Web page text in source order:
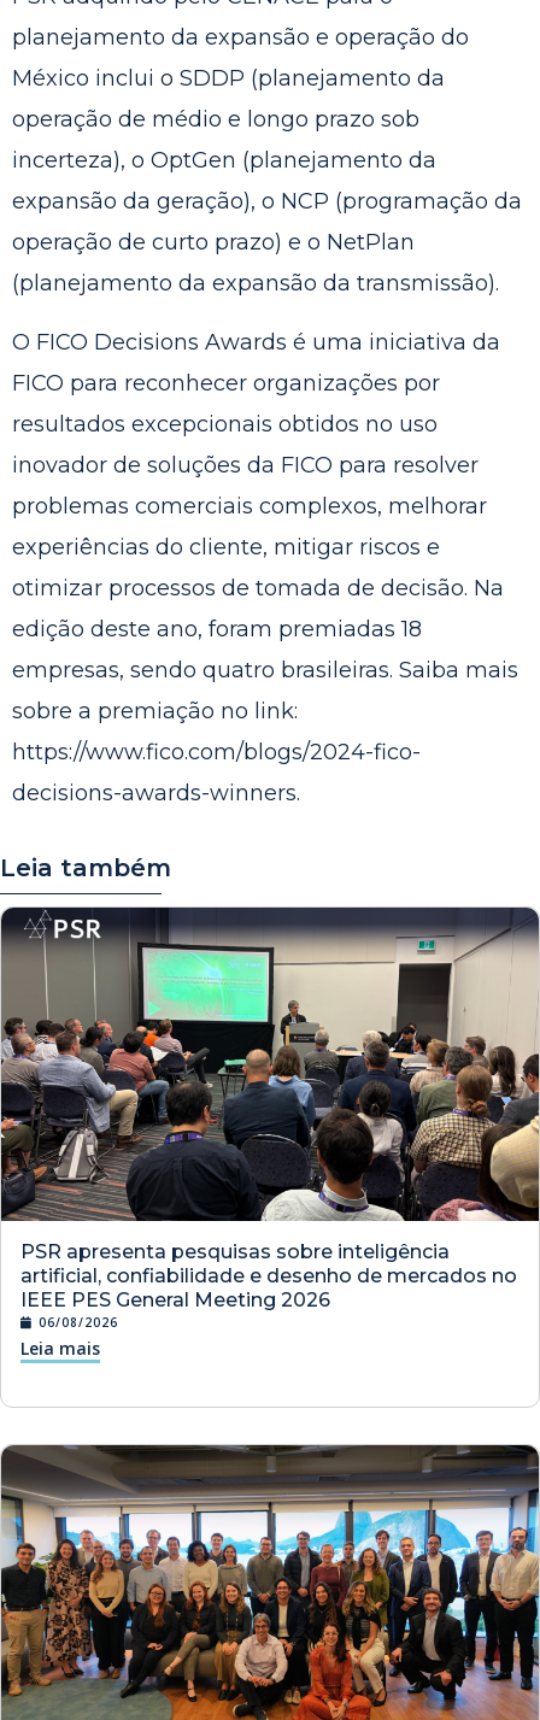
planejamento da expansão e operação do
México inclui o SDDP (planejamento da
operação de médio e longo prazo sob
incerteza), o OptGen (planejamento da
expansão da geração), o NCP (programação da
operação de curto prazo) e o NetPlan
(planejamento da expansão da transmissão).
O FICO Decisions Awards é uma iniciativa da
FICO para reconhecer organizações por
resultados excepcionais obtidos no uso
inovador de soluções da FICO para resolver
problemas comerciais complexos, melhorar
experiências do cliente, mitigar riscos e
otimizar processos de tomada de decisão. Na
edição deste ano, foram premiadas 18
empresas, sendo quatro brasileiras. Saiba mais
sobre a premiação no link:
https://www.fico.com/blogs/2024-fico-
decisions-awards-winners.
Leia também
PSR apresenta pesquisas sobre inteligência
artificial, confiabilidade e desenho de mercados no
IEEE PES General Meeting 2026
06/08/2026
Leia mais